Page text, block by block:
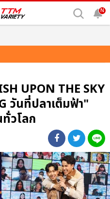
N
UPON THE SKY
วันที่ปลาเต็มฟ้า"
วโลก